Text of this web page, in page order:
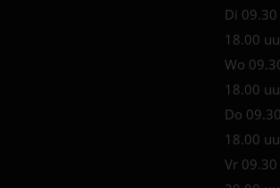
Di 09.30
18.00
Wo
18.00
Do
18.00
Vr 09.30